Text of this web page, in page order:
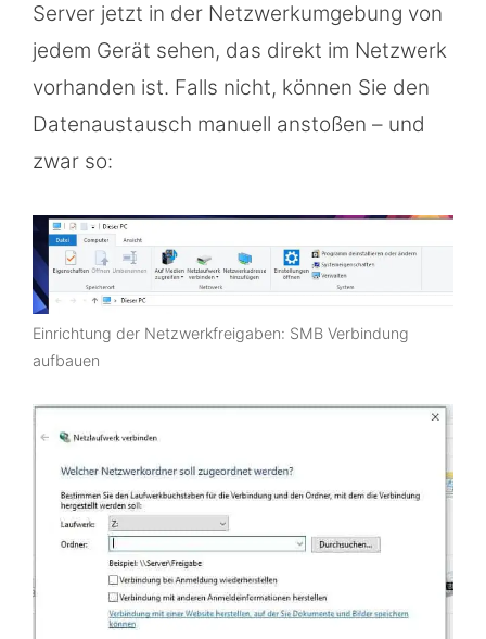
Server jetzt in der Netzwerkumgebung von
jedem Gerät sehen, das direkt im Netzwerk
vorhanden ist. Falls nicht, können Sie den
Datenaustausch manuell anstoßen – und
zwar so:
Einrichtung der Netzwerkfreigaben: SMB Verbindung
aufbauen